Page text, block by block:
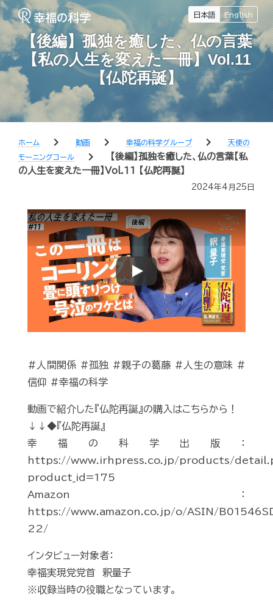
日本語 English
【後編】孤独を癒した、仏の言葉
【私の人生を変えた一冊】Vol.11
【仏陀再誕】
ホーム chevron_right 動画 chevron_right 幸福の科学グループ chevron_right
天使の
モーニングコール
chevron_right
【後編】孤独を癒した、仏の言葉【私
の人生を変えた一冊】Vol.11 【仏陀再誕】
2024年4月25日
Play
#人間関係 #孤独 #親子の葛藤 #人生の意味 #
信仰 #幸福の科学
動画で紹介した『仏陀再誕』の購入はこちらから！
↓↓◆『仏陀再誕』
幸福の科学出版：
https://www.irhpress.co.jp/products/
product_id=175
Amazon：
https://www.amazon.co.jp/o/ASIN/
22/
インタビュー対象者：
幸福実現党党首 釈量子
※収録当時の役職となっています。